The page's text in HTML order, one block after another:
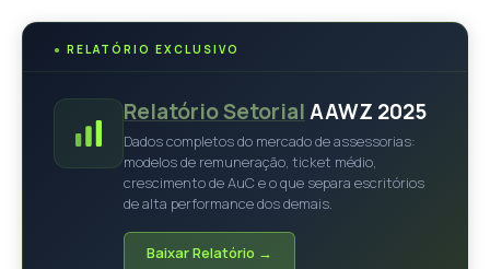
● RELATÓRIO EXCLUSIVO
Relatório SetorialAAWZ 2025
Dados completos do mercado de assessorias:
modelos de remuneração, ticket médio,
crescimento de AuC e o que separa escritórios
de alta performance dos demais.
Baixar Relatório →